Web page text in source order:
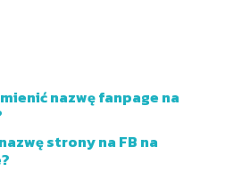
nazwę fanpage na
strony na FB na